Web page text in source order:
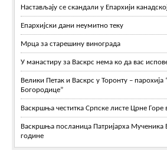
Настављају се скандали у Епархији
Епархијски дани неумитно теку
Мрца за старешину винограда
У манастиру за Васкрс нема ко да вас
Велики Петак и Васкрс у Торонту – парохија
Богородице”
Васкршња честитка Српске листе Црне Горе
Васкршња посланица Патријарха Мученика
године